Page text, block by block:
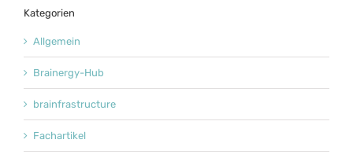
Kategorien
Allgemein
Brainergy-Hub
brainfrastructure
Fachartikel